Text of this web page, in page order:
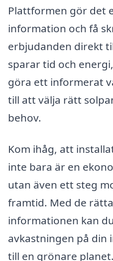
Plattformen gör det
information och få
erbjudanden direkt
sparar tid och
göra ett informerat
till att välja rätt
behov.
Kom ihåg, att
inte bara är en
utan även ett steg
framtid. Med de
informationen kan
avkastningen på din
till en grönare planet.